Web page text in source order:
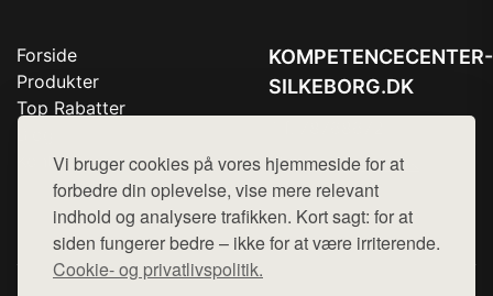
Vi bruger cookies på vores hjemmeside for at
forbedre din oplevelse, vise mere relevant
indhold og analysere trafikken. Kort sagt: for at
siden fungerer bedre – ikke for at være irriterende.
Cookie- og privatlivspolitik.
Forside
Produkter
Top Rabatter
Kontakt
KOMPETENCECENTER-
SILKEBORG.DK
Mail:hej@want.dk
Cookie- og privatlivspolitik